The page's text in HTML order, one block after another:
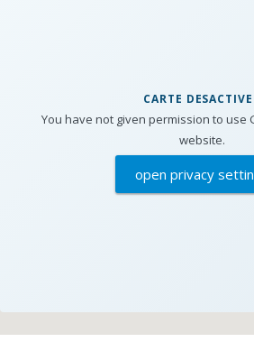
CARTE
You have not given permission to use
website.
open privacy